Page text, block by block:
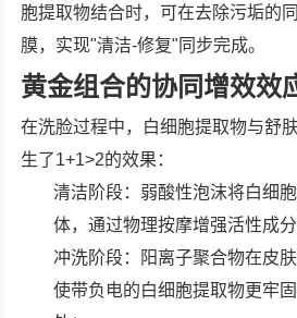
胞提取物结合时，可在去除污垢的
膜，实现"清洁-修复"同步完成。
黄金组合的协同增效效
在洗脸过程中，白细胞提取物与舒
生了1+1>2的效果：
清洁阶段：弱酸性泡沫将白细
体，通过物理按摩增强活性成
冲洗阶段：阳离子聚合物在皮
使带负电的白细胞提取物更牢